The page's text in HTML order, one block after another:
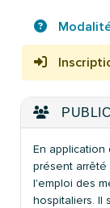
En application
présent arrêté
l'emploi des
hospitaliers. Il